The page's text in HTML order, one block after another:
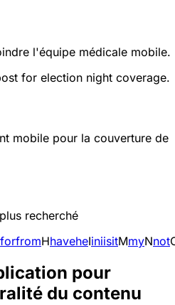
l'équipe médicale mobile.
for election night coverage.
mobile pour la couverture de
recherché
forfromHhaveheIiniisitMmyNnot
pour
du contenu